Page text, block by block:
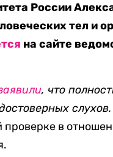
России
тел и
на сайте
, что
слухов.
проверке в